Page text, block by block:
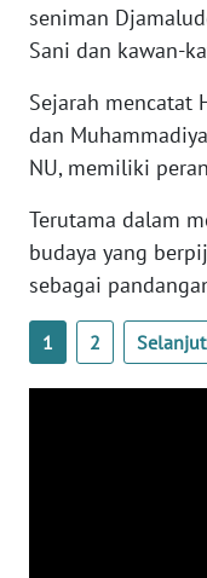
seniman
Sani dan kawan-
Sejarah mencatat
dan
NU, memiliki
Terutama dalam
budaya yang
sebagai
1 2
WN
WN
NTT
WN
KEPRI
WN
PAPUA